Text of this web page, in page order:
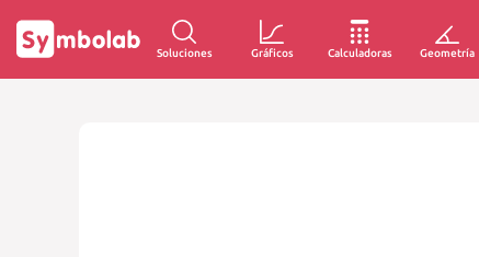
Soluciones Gráficos Calculadoras Geometría